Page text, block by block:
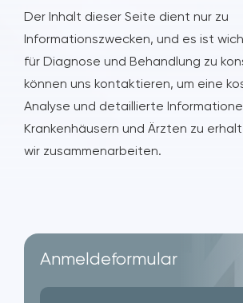
Der Inhalt dieser Seite dient nur zu
Informationszwecken, und es ist
für Diagnose und Behandlung zu
können uns kontaktieren, um eine
Analyse und detaillierte
Krankenhäusern und Ärzten zu
wir zusammenarbeiten.
Anmeldeformular